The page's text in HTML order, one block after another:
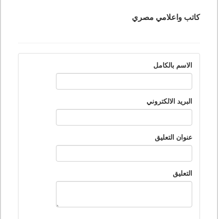
كاتب واعلامي مصري
الاسم بالكامل
البريد الالكتروني
عنوان التعليق
التعليق